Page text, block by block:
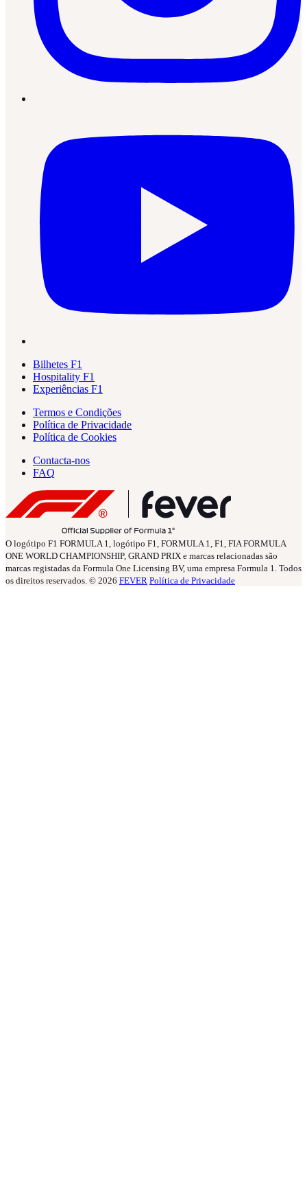
Bilhetes F1
Hospitality F1
Experiências F1
Termos e Condições
Política de Privacidade
Política de Cookies
Contacta-nos
FAQ
O logótipo F1 FORMULA 1, logótipo F1, FORMULA 1, F1, FIA FORMULA
ONE WORLD CHAMPIONSHIP, GRAND PRIX e marcas relacionadas são
marcas registadas da Formula One Licensing BV, uma empresa Formula 1. Todos
os direitos reservados. © 2026 FEVER Política de Privacidade